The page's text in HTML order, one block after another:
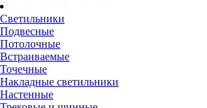
Светильники
Подвесные
Потолочные
Встраиваемые
Точечные
Накладные светильники
Настенные